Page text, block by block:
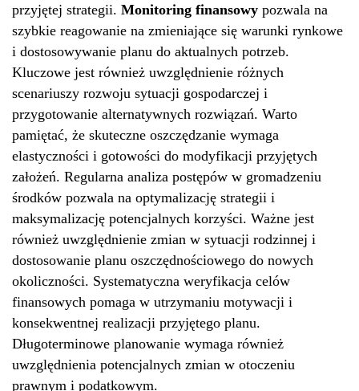
przyjętej strategii. Monitoring finansowy pozwala na
szybkie reagowanie na zmieniające się warunki rynkowe
i dostosowywanie planu do aktualnych potrzeb.
Kluczowe jest również uwzględnienie różnych
scenariuszy rozwoju sytuacji gospodarczej i
przygotowanie alternatywnych rozwiązań. Warto
pamiętać, że skuteczne oszczędzanie wymaga
elastyczności i gotowości do modyfikacji przyjętych
założeń. Regularna analiza postępów w gromadzeniu
środków pozwala na optymalizację strategii i
maksymalizację potencjalnych korzyści. Ważne jest
również uwzględnienie zmian w sytuacji rodzinnej i
dostosowanie planu oszczędnościowego do nowych
okoliczności. Systematyczna weryfikacja celów
finansowych pomaga w utrzymaniu motywacji i
konsekwentnej realizacji przyjętego planu.
Długoterminowe planowanie wymaga również
uwzględnienia potencjalnych zmian w otoczeniu
prawnym i podatkowym.